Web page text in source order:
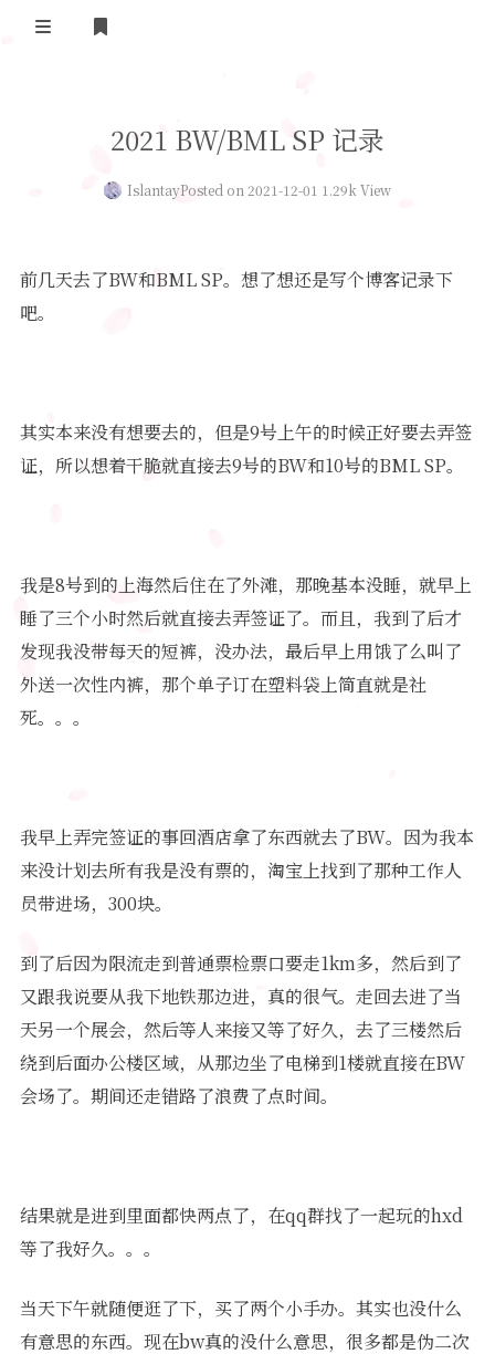
Daily Life
我的B站追番
2021 BW/BML SP 记录
IslantayPosted on 2021-12-01 1.29k View
前几天去了BW和BML SP。想了想还是写个博客记录下
吧。
其实本来没有想要去的，但是9号上午的时候正好要去弄签
证，所以想着干脆就直接去9号的BW和10号的BML SP。
我是8号到的上海然后住在了外滩，那晚基本没睡，就早上
睡了三个小时然后就直接去弄签证了。而且，我到了后才
发现我没带每天的短裤，没办法，最后早上用饿了么叫了
外送一次性内裤，那个单子订在塑料袋上简直就是社
死。。。
我早上弄完签证的事回酒店拿了东西就去了BW。因为我本
来没计划去所有我是没有票的，淘宝上找到了那种工作人
员带进场，300块。
到了后因为限流走到普通票检票口要走1km多，然后到了
又跟我说要从我下地铁那边进，真的很气。走回去进了当
天另一个展会，然后等人来接又等了好久，去了三楼然后
绕到后面办公楼区域，从那边坐了电梯到1楼就直接在BW
会场了。期间还走错路了浪费了点时间。
结果就是进到里面都快两点了，在qq群找了一起玩的hxd
等了我好久。。。
当天下午就随便逛了下，买了两个小手办。其实也没什么
有意思的东西。现在bw真的没什么意思，很多都是伪二次